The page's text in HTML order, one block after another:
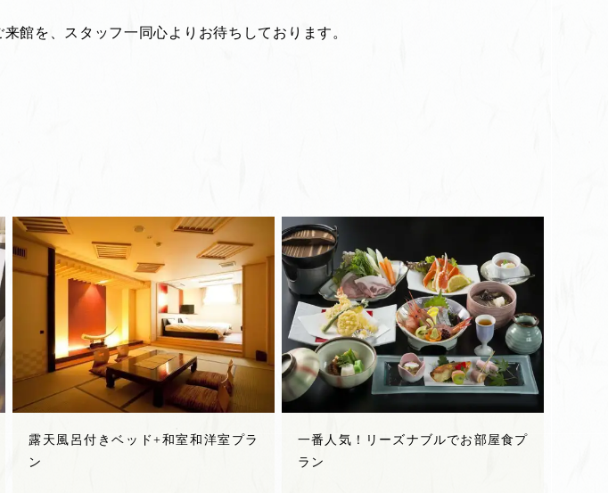
来館を、スタッフ一同心よりお待ちしております。
露天風呂付きベッド+和室和洋室プラ
ン
一番人気！リーズナブルでお部屋食プ
ラン